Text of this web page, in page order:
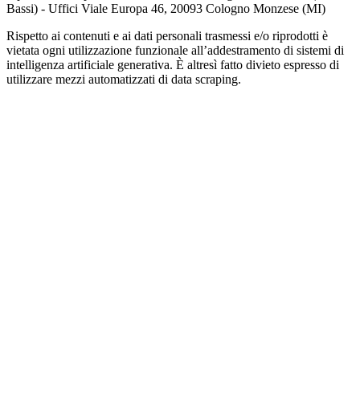
Bassi) - Uffici Viale Europa 46, 20093 Cologno Monzese (MI)
Rispetto ai contenuti e ai dati personali trasmessi e/o riprodotti è
vietata ogni utilizzazione funzionale all’addestramento di sistemi di
intelligenza artificiale generativa. È altresì fatto divieto espresso di
utilizzare mezzi automatizzati di data scraping.